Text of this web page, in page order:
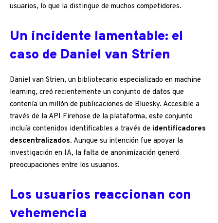
usuarios, lo que la distingue de muchos competidores.
Un incidente lamentable: el
caso de Daniel van Strien
Daniel van Strien, un bibliotecario especializado en machine
learning, creó recientemente un conjunto de datos que
contenía un millón de publicaciones de Bluesky. Accesible a
través de la API Firehose de la plataforma, este conjunto
incluía contenidos identificables a través de identificadores
descentralizados. Aunque su intención fue apoyar la
investigación en IA, la falta de anonimización generó
preocupaciones entre los usuarios.
Los usuarios reaccionan con
vehemencia